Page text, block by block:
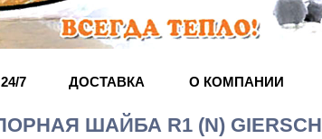
7 ДОСТАВКА О КОМПАНИИ
ШАЙБА R1 (N) GIERSCH